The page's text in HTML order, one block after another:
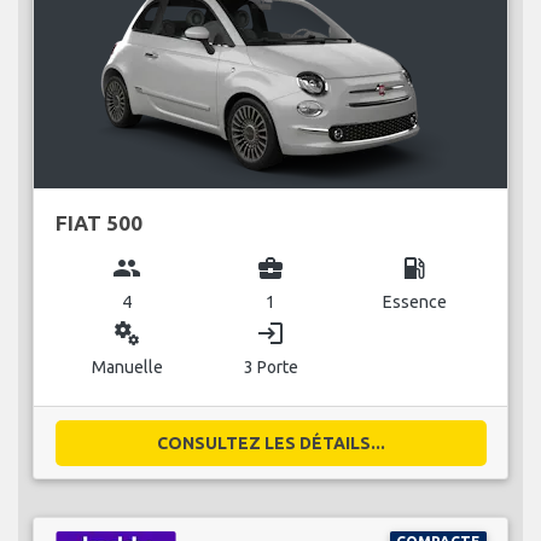
FIAT 500
group
4
business_center
1
local_gas_station
Essence
miscellaneous_services
Manuelle
login
3 Porte
CONSULTEZ LES DÉTAILS...